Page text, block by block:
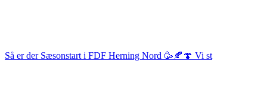
Så er der Sæsonstart i FDF Herning Nord 🥳🍂🍄 Vi st